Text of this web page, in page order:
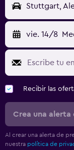
Stuttgart,
vie. 14/8
Recibir las
Crea una alerta
Al crear una alerta de
nuestra política de